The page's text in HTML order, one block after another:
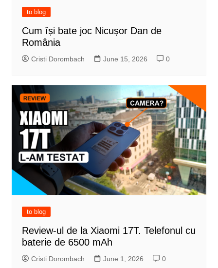
to blog
Cum își bate joc Nicușor Dan de
România
Cristi Dorombach June 15, 2026 0
to blog
Review-ul de la Xiaomi 17T. Telefonul cu
baterie de 6500 mAh
Cristi Dorombach June 1, 2026 0